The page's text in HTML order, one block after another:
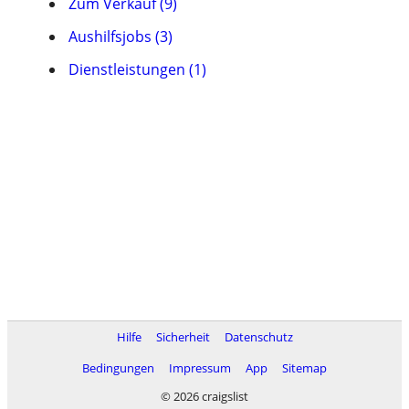
Aushilfsjobs (3)
Dienstleistungen (1)
Hilfe Sicherheit
Datenschutz
Bedingungen
Impressum App
Sitemap
© 2026 craigslist